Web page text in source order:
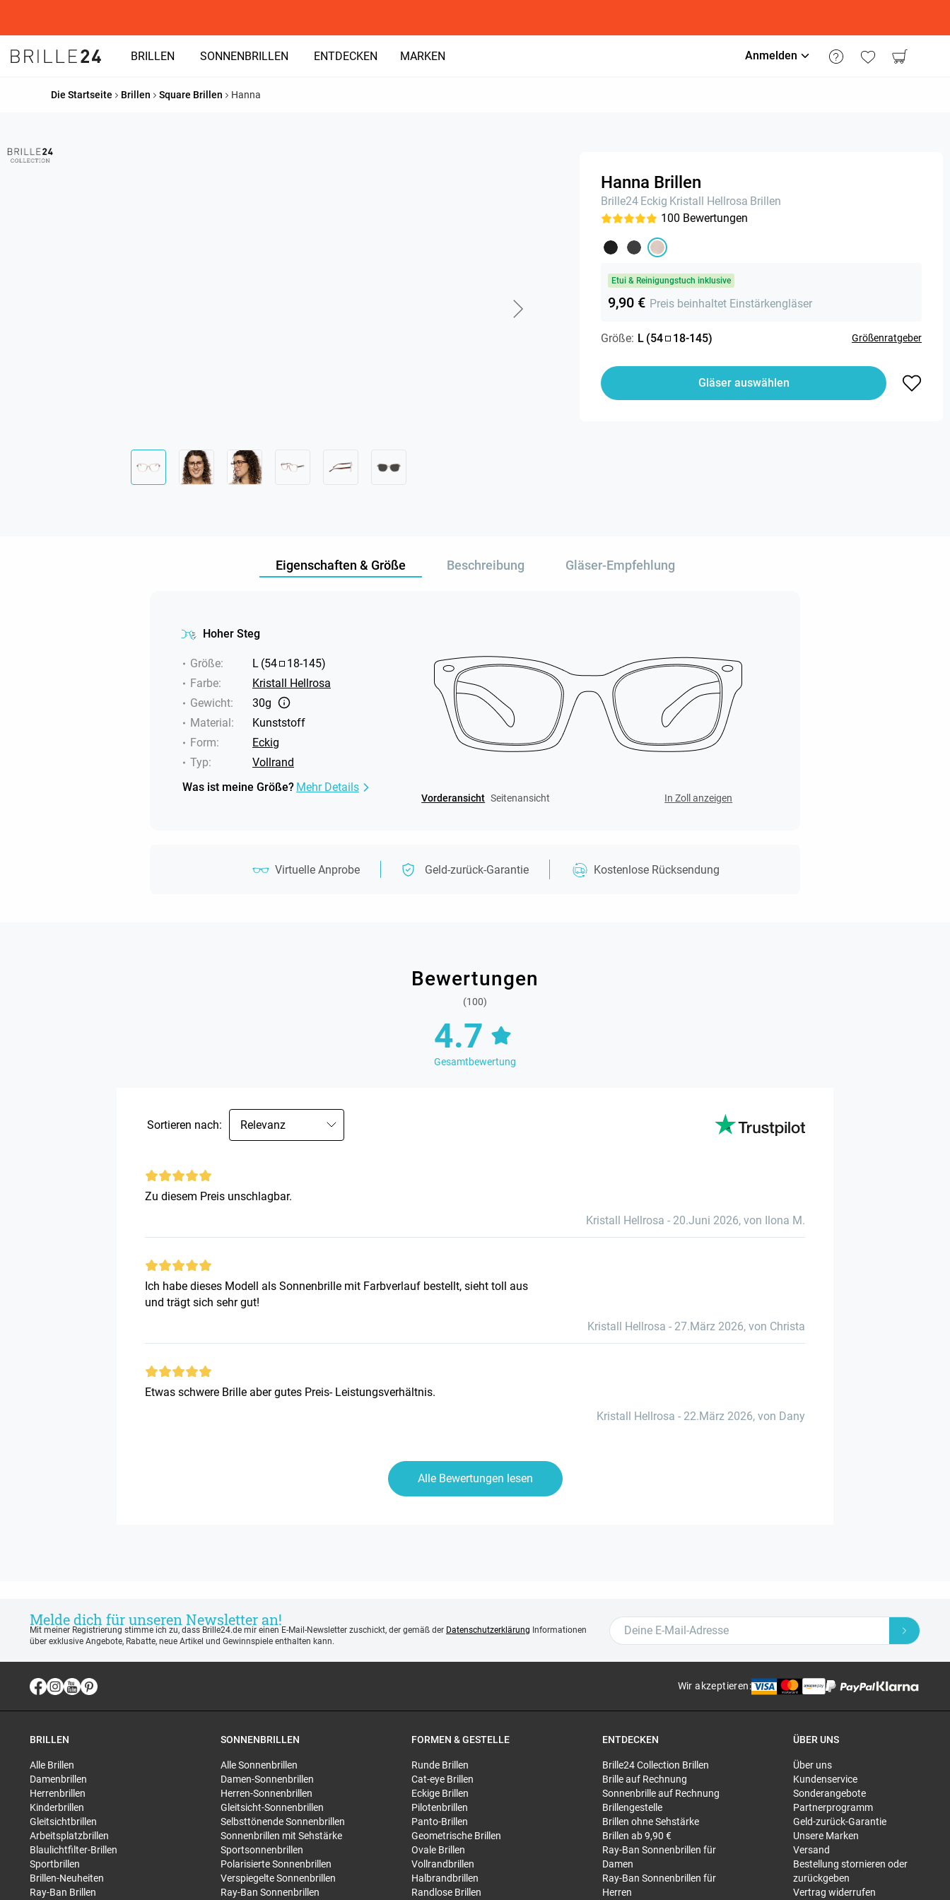
BRILLEN SONNENBRILLEN ENTDECKEN MARKEN Anmelden
Die Startseite Brillen Square Brillen Hanna
Hanna Brillen
Brille24 Eckig Kristall Hellrosa Brillen
100 Bewertungen
Etui & Reinigungstuch inklusive
9,90 € Preis beinhaltet Einstärkengläser
Größe: L (54 18-145) Größenratgeber
Gläser auswählen
Eigenschaften & Größe Beschreibung Gläser-Empfehlung
Hoher Steg
Größe: L (54 18-145)
Farbe:
Kristall Hellrosa
Gewicht:
30g
Material:
Kunststoff
Form:
Eckig
Typ:
Vollrand
Was ist meine Größe? Mehr Details
Vorderansicht Seitenansicht In Zoll anzeigen
Virtuelle Anprobe Geld-zurück-Garantie Kostenlose Rücksendung
Bewertungen
(100)
4.7
Gesamtbewertung
Sortieren nach: Relevanz
Zu diesem Preis unschlagbar.
Kristall Hellrosa - 20.Juni 2026, von Ilona M.
Ich habe dieses Modell als Sonnenbrille mit Farbverlauf bestellt, sieht toll aus
und trägt sich sehr gut!
Kristall Hellrosa - 27.März 2026, von Christa
Etwas schwere Brille aber gutes Preis- Leistungsverhältnis.
Kristall Hellrosa - 22.März 2026, von Dany
Alle Bewertungen lesen
Melde dich für unseren Newsletter an!
Mit meiner Registrierung stimme ich zu, dass Brille24.de mir einen E-Mail-Newsletter zuschickt, der gemäß der Datenschutzerklärung Informationen
über exklusive Angebote, Rabatte, neue Artikel und Gewinnspiele enthalten kann.
Wir akzeptieren:
BRILLEN
Alle Brillen
Damenbrillen
Herrenbrillen
Kinderbrillen
Gleitsichtbrillen
Arbeitsplatzbrillen
Blaulichtfilter-Brillen
Sportbrillen
Brillen-Neuheiten
Ray-Ban Brillen
SONNENBRILLEN
Alle Sonnenbrillen
Damen-Sonnenbrillen
Herren-Sonnenbrillen
Gleitsicht-Sonnenbrillen
Selbsttönende Sonnenbrillen
Sonnenbrillen mit Sehstärke
Sportsonnenbrillen
Polarisierte Sonnenbrillen
Verspiegelte Sonnenbrillen
Ray-Ban Sonnenbrillen
FORMEN & GESTELLE
Runde Brillen
Cat-eye Brillen
Eckige Brillen
Pilotenbrillen
Panto-Brillen
Geometrische Brillen
Ovale Brillen
Vollrandbrillen
Halbrandbrillen
Randlose Brillen
ENTDECKEN
Brille24 Collection Brillen
Brille auf Rechnung
Sonnenbrille auf Rechnung
Brillengestelle
Brillen ohne Sehstärke
Brillen ab 9,90 €
Ray-Ban Sonnenbrillen für
Damen
Ray-Ban Sonnenbrillen für
Herren
ÜBER UNS
Über uns
Kundenservice
Sonderangebote
Partnerprogramm
Geld-zurück-Garantie
Unsere Marken
Versand
Bestellung stornieren oder
zurückgeben
Vertrag widerrufen